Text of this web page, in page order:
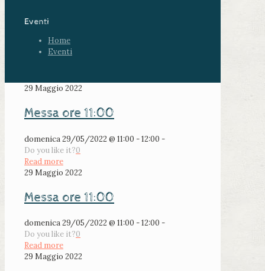
Eventi
Home
Eventi
29 Maggio 2022
Messa ore 11:00
domenica 29/05/2022 @ 11:00 - 12:00 -
Do you like it?0
Read more
29 Maggio 2022
Messa ore 11:00
domenica 29/05/2022 @ 11:00 - 12:00 -
Do you like it?0
Read more
29 Maggio 2022